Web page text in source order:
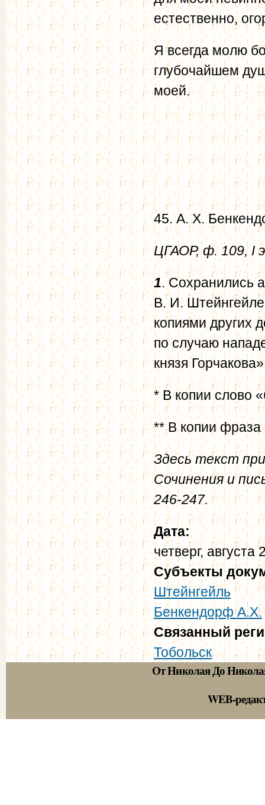
естественно,
Я всегда молю
глубочайшем
моей.
45. А. X.
ЦГАОР, ф. 109, I
1. Сохранились
В. И.
копиями других
по случаю
князя
* В копии слово
** В копии
Здесь текст
Сочинения и
246-247.
Дата:
четверг, августа
Субъекты
Штейнгейль
Бенкендорф А.Х.
Связанный
Тобольск
От Николая До
WEB-